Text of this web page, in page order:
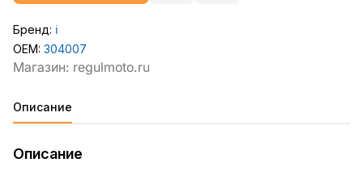
Бренд: ℹ️
OEM: 304007
Описание
Описание